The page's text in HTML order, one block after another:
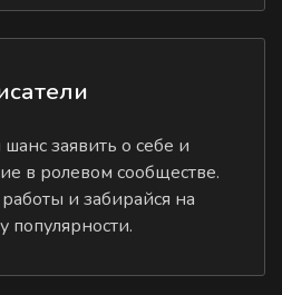
заявить о себе и
в ролевом сообществе.
и забирайся на
популярности.